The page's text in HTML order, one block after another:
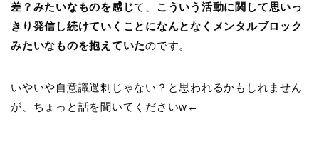
差？みたいなものを感じて、 こういう活動に関して思いっ
きり発信し続けていくことになんとなくメンタルブロック
みたいなものを抱えていたのです。
いやいや自意識過剰じゃない？と思われるかもしれません
が、ちょっと話を聞いてくださいw←